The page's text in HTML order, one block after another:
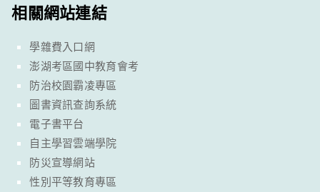
相關網站連結
學雜費入口網
澎湖考區國中教育會考
防治校園霸凌專區
圖書資訊查詢系統
電子書平台
自主學習雲端學院
防災宣導網站
性別平等教育專區